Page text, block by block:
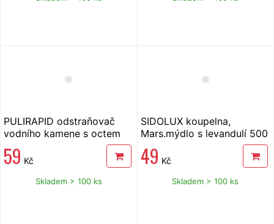
PULIRAPID odstraňovač
vodního kamene s octem
59 Kč
Skladem > 100 ks
SIDOLUX koupelna,
Mars.mýdlo s levandulí 500
49 Kč
Skladem > 100 ks